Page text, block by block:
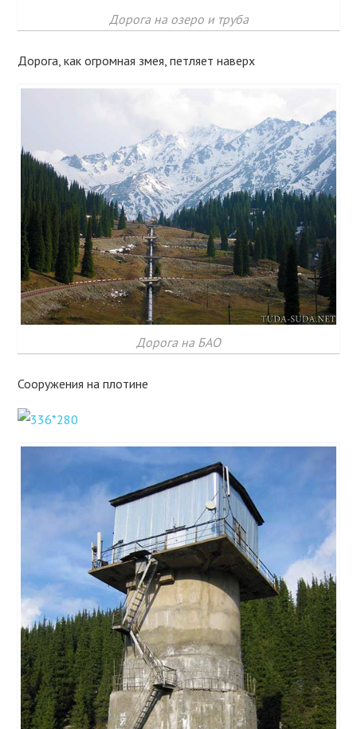
Дорога на озеро и труба
Дорога, как огромная змея, петляет наверх
Дорога на БАО
Сооружения на плотине